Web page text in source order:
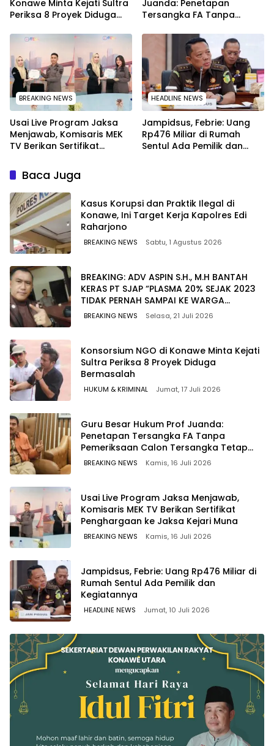
Konawe Minta Kejati Sultra
Periksa 8 Proyek Diduga
Juanda: Penetapan
Tersangka FA Tanpa
Tersangka Tetap Sah
Secara Hukum
BREAKING NEWS
Usai Live Program Jaksa
Menjawab, Komisaris MEK
TV Berikan Sertifikat
Kejari Muna
HEADLINE NEWS
Jampidsus, Febrie: Uang
Rp476 Miliar di Rumah
Sentul Ada Pemilik dan
Baca Juga
Kasus Korupsi dan Praktik Ilegal di
Konawe, Ini Target Kerja Kapolres Edi
Raharjono
BREAKING NEWS Sabtu, 1 Agustus 2026
BREAKING: ADV ASPIN S.H., M.H BANTAH
KERAS PT SJAP “PLASMA 20% SEJAK 2023
TIDAK PERNAH SAMPAI KE WARGA
WAWOONE!
BREAKING NEWS Selasa, 21 Juli 2026
Konsorsium NGO di Konawe Minta Kejati
Sultra Periksa 8 Proyek Diduga
Bermasalah ‎
HUKUM & KRIMINAL Jumat, 17 Juli 2026
Guru Besar Hukum Prof Juanda:
Penetapan Tersangka FA Tanpa
Pemeriksaan Calon Tersangka Tetap
Sah Secara Hukum
BREAKING NEWS Kamis, 16 Juli 2026
Usai Live Program Jaksa Menjawab,
Komisaris MEK TV Berikan Sertifikat
Penghargaan ke Jaksa Kejari Muna
BREAKING NEWS Kamis, 16 Juli 2026
Jampidsus, Febrie: Uang Rp476 Miliar di
Rumah Sentul Ada Pemilik dan
Kegiatannya
HEADLINE NEWS Jumat, 10 Juli 2026